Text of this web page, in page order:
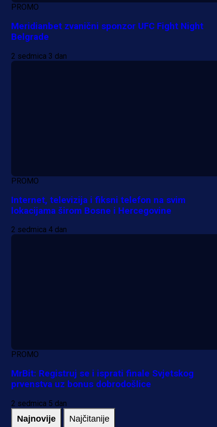
PROMO
Meridianbet zvanični sponzor UFC Fight Night
Belgrade
2 sedmica 3 dan
PROMO
Internet, televizija i fiksni telefon na svim
lokacijama širom Bosne i Hercegovine
2 sedmica 4 dan
PROMO
MrBit: Registruj se i isprati finale Svjetskog
prvenstva uz bonus dobrodošlice
2 sedmica 5 dan
Najnovije Najčitanije